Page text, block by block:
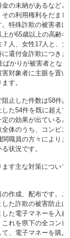
の未納があるなどと
の利用権利をだまし
特殊詐欺の被害者に
が65歳以上の高齢者
人、女性17人と、女
還付金詐欺につきま
かりが被害者となっ
対象者に主眼を置い
す。
止した件数は58件あ
た54件を既に超えて
の効果が出ていると
体のうち、コンビニ
職員の方々によりま
状況です。
す主な対策について
作成、配布です。こ
た詐欺の被害防止に
た電子マネーを入れ
れを県下の全コンビ
、電子マネーを購入